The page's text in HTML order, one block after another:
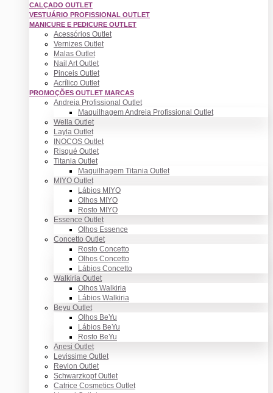
CALÇADO OUTLET
VESTUÁRIO PROFISSIONAL OUTLET
MANICURE E PEDICURE OUTLET
Acessórios Outlet
Vernizes Outlet
Malas Outlet
Nail Art Outlet
Pinceis Outlet
Acrílico Outlet
PROMOÇÕES OUTLET MARCAS
Andreia Profissional Outlet
Maquilhagem Andreia Profissional Outlet
Wella Outlet
Layla Outlet
INOCOS Outlet
Risqué Outlet
Titania Outlet
Maquilhagem Titania Outlet
MIYO Outlet
Lábios MIYO
Olhos MIYO
Rosto MIYO
Essence Outlet
Olhos Essence
Concetto Outlet
Rosto Concetto
Olhos Concetto
Lábios Concetto
Walkiria Outlet
Olhos Walkiria
Lábios Walkiria
Beyu Outlet
Olhos BeYu
Lábios BeYu
Rosto BeYu
Anesi Outlet
Levissime Outlet
Revlon Outlet
Schwarzkopf Outlet
Catrice Cosmetics Outlet